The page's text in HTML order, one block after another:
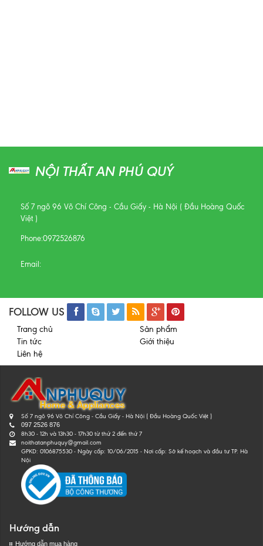
NỘI THẤT AN PHÚ QUÝ
Số 7 ngõ 96 Võ Chí Công - Cầu Giấy - Hà Nội ( Đầu Hoàng Quốc
Việt )
Phone:0972526876
Email:
FOLLOW US
Trang chủ
Sản phẩm
Tin tức
Giới thiệu
Liên hệ
Số 7 ngõ 96 Võ Chí Công - Cầu Giấy - Hà Nội ( Đầu Hoàng Quốc Việt )
097 2526 876
8h30 - 12h và 13h30 - 17h30 từ thứ 2 đến thứ 7
noithatanphuquy@gmail.com
GPKD: 0106875530 - Ngày cấp: 10/06/2015 - Nơi cấp: Sở kế hoạch và đầu tư TP. Hà
Nội
Hướng dẫn
Hướng dẫn mua hàng